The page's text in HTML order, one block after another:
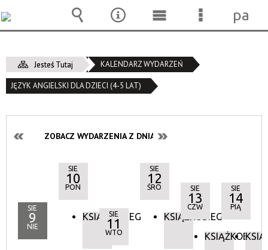
Jesteś Tutaj KALENDARZ WYDARZEŃ
JĘZYK ANGIELSKI DLA DZIECI (4-5 LAT)
ZOBACZ WYDARZENIA Z DNIA:
SIE
9
NIE
SIE
10
PON
KSIĄŻKOBIEG
SIE
11
WTO
SIE
12
ŚRO
KSIĄŻKOBIEG
SIE
13
CZW
KSIĄŻKOBIEG
SIE
14
PIĄ
Wyszukiwarka
Narzędzia
MenuMenu